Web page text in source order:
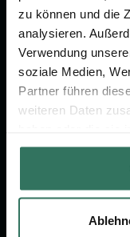
zu können und die
analysieren.
Verwendung
soziale Medien,
Partner führen
weiteren Daten
gesammelt haben.
FÜR SIE
Vergleich
Ratgeber
Verzeichnis
Für Bestatter